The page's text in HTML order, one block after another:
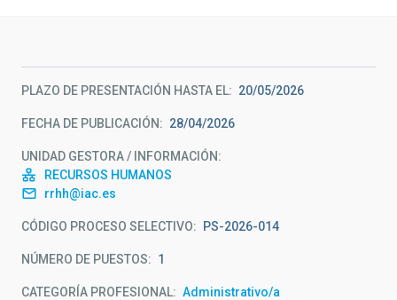
PLAZO DE PRESENTACIÓN HASTA EL 20/05/2026
FECHA DE PUBLICACIÓN 28/04/2026
UNIDAD GESTORA / INFORMACIÓN
RECURSOS HUMANOS
rrhh@iac.es
CÓDIGO PROCESO SELECTIVO PS-2026-014
NÚMERO DE PUESTOS 1
CATEGORÍA PROFESIONAL Administrativo/a